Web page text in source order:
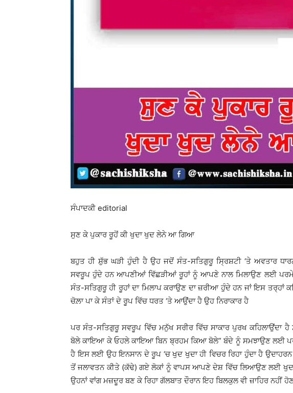
ਸੰਪਾਦਕੀ editorial
ਸੁਣ ਕੇ ਪੁਕਾਰ ਰੂਹੋਂ ਕੀ ਖੁਦਾ ਖੁਦ ਲੇਨੇ ਆ ਗਿਆ
ਬਹੁਤ ਹੀ ਸ਼ੁੱਭ ਘੜੀ ਹੁੰਦੀ ਹੈ ਉਹ ਜਦੋਂ ਸੰਤ-ਸਤਿਗੁਰੂ ਸ੍ਰਿਸ਼ਟੀ ‘ਤੇ ਅਵਤਾਰ
ਸਵਰੂਪ ਹੁੰਦੇ ਹਨ ਆਪਣੀਆਂ ਵਿੱਛੜੀਆਂ ਰੂਹਾਂ ਨੂੰ ਆਪਣੇ ਨਾਲ ਮਿਲਾਉਣ ਲਈ
ਸੰਤ-ਸਤਿਗੁਰੂ ਹੀ ਰੂਹਾਂ ਦਾ ਮਿਲਾਪ ਕਰਾਉਣ ਦਾ ਜ਼ਰੀਆ ਹੁੰਦੇ ਹਨ ਜਾਂ ਇਸ ਤਰ੍ਹਾਂ
ਚੋਲ਼ਾ ਪਾ ਕੇ ਸੰਤਾਂ ਦੇ ਰੂਪ ਵਿੱਚ ਧਰਤ ‘ਤੇ ਆਉਂਦਾ ਹੈ ਉਹ ਨਿਰਾਕਾਰ ਹੈ
ਪਰ ਸੰਤ-ਸਤਿਗੁਰੂ ਸਵਰੂਪ ਵਿੱਚ ਮਨੁੱਖ ਸਰੀਰ ਵਿੱਚ ਸਾਕਾਰ ਪੁਰਖ ਕਹਿਲਾਉਂਦਾ ਹੈ
ਬੋਲੇ ਕਾਇਆ ਕੇ ਓਹਲੇ ਕਾਇਆ ਬਿਨ ਬ੍ਰਹਮ ਕਿਆ ਬੋਲੇ” ਬੰਦੇ ਨੂੰ ਸਮਝਾਉਣ ਲਈ
ਹੈ ਇਸ ਲਈ ਉਹ ਇਨਸਾਨ ਦੇ ਰੂਪ ‘ਚ ਖੁਦ ਖੁਦਾ ਹੀ ਵਿਚਰ ਰਿਹਾ ਹੁੰਦਾ ਹੈ
ਤੋਂ ਜਲਾਵਤਨ ਕੀਤੇ (ਕੱਢੇ) ਗਏ ਲੋਕਾਂ ਨੂੰ ਵਾਪਸ ਆਪਣੇ ਦੇਸ਼ ਵਿੱਚ ਲਿਆਉਣ ਲਈ
ਉਹਨਾਂ ਵਾਂਗ ਮਜ਼ਦੂਰ ਬਣ ਕੇ ਰਿਹਾ ਗੱਲਬਾਤ ਦੌਰਾਨ ਇਹ ਬਿਲਕੁਲ ਵੀ ਜ਼ਾਹਿਰ ਨਹੀਂ